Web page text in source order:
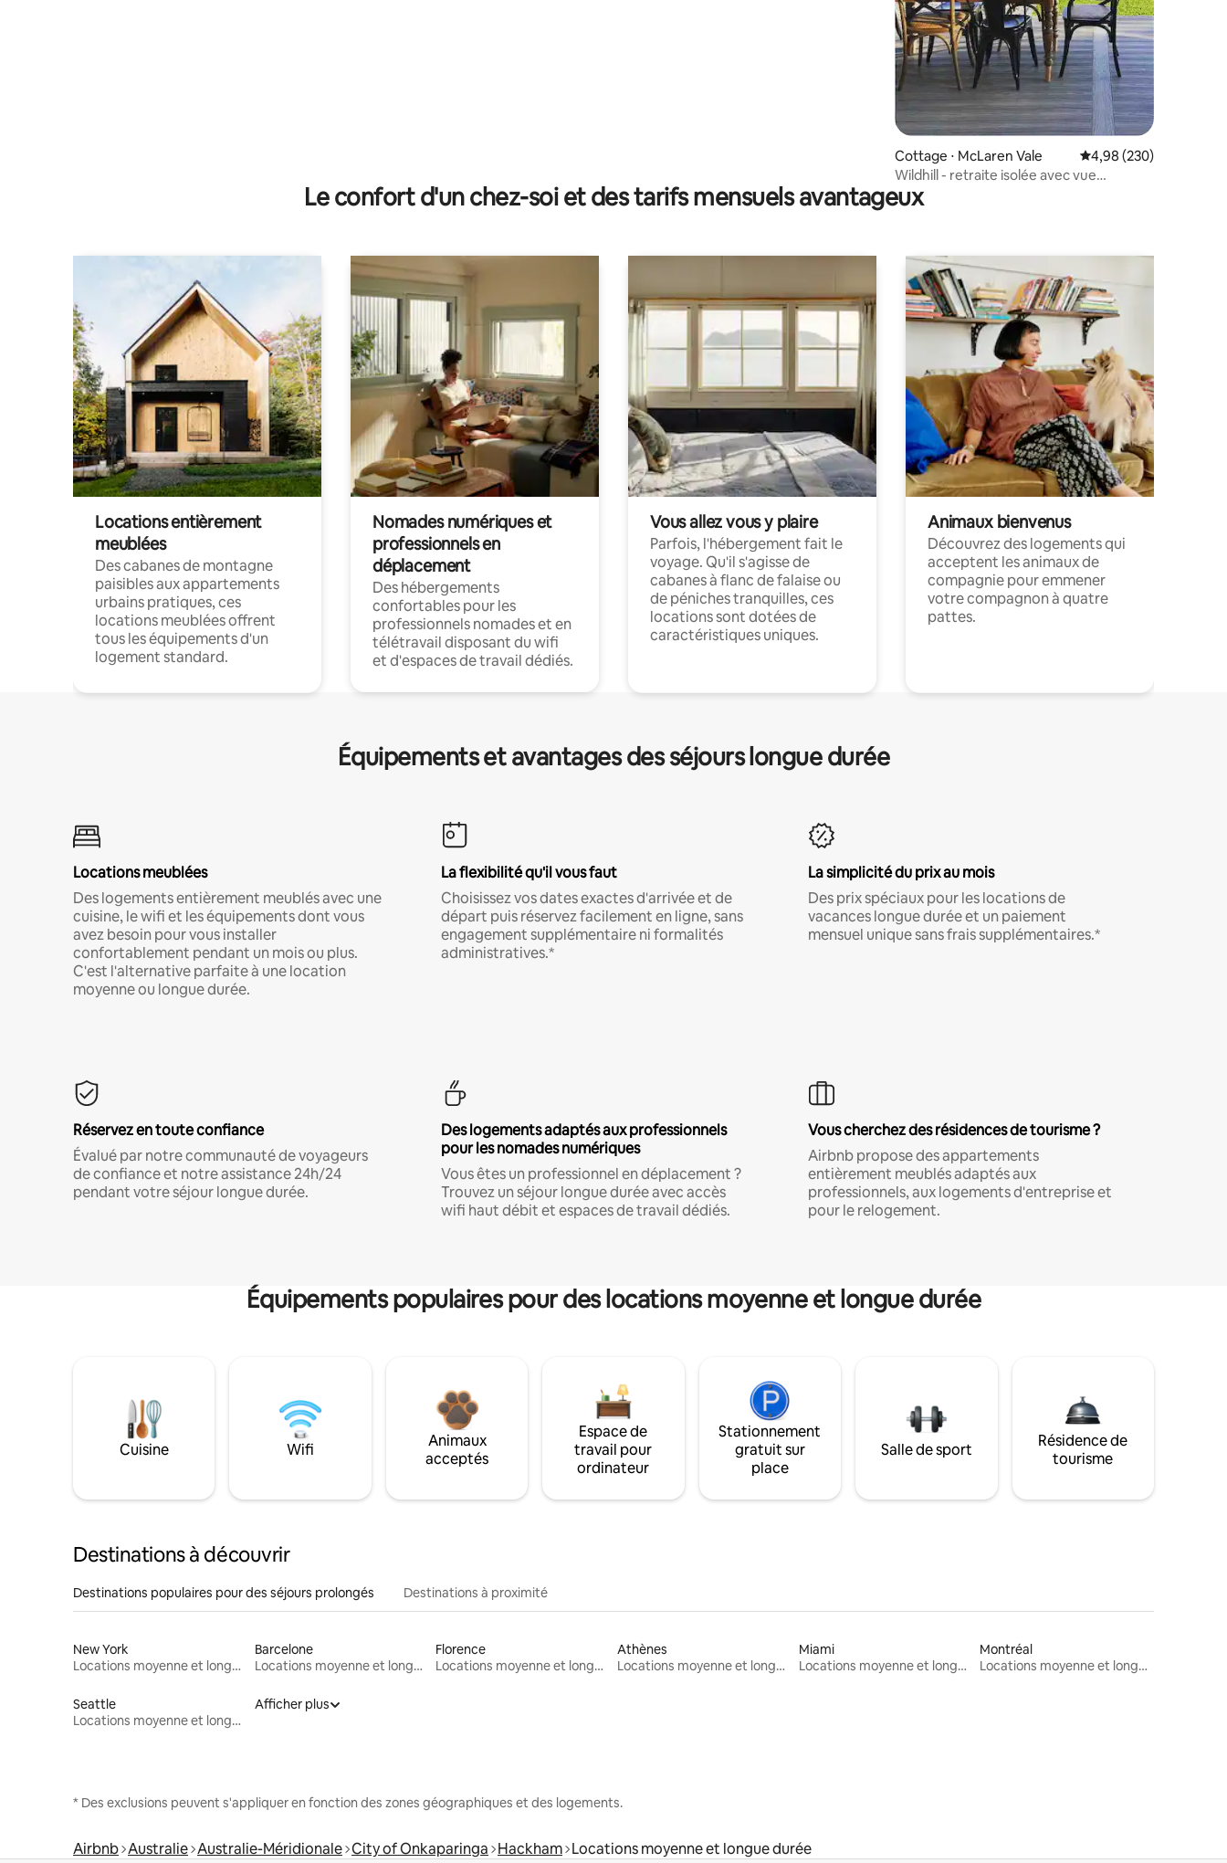
Cottage ⋅ McLaren Vale Évaluation moyenne
4,98 (230)
Wildhill - retraite isolée avec vue
panoramique
Le confort d'un chez-soi et des tarifs mensuels avantageux
Locations entièrement
meublées
Des cabanes de montagne
paisibles aux appartements
urbains pratiques, ces
locations meublées offrent
tous les équipements d'un
logement standard.
Nomades numériques et
professionnels en
déplacement
Des hébergements
confortables pour les
professionnels nomades et en
télétravail disposant du wifi
et d'espaces de travail dédiés.
Vous allez vous y plaire
Parfois, l'hébergement fait le
voyage. Qu'il s'agisse de
cabanes à flanc de falaise ou
de péniches tranquilles, ces
locations sont dotées de
caractéristiques uniques.
Animaux bienvenus
Découvrez des logements qui
acceptent les animaux de
compagnie pour emmener
votre compagnon à quatre
pattes.
Équipements et avantages des séjours longue durée
Locations meublées
Des logements entièrement meublés avec une
cuisine, le wifi et les équipements dont vous
avez besoin pour vous installer
confortablement pendant un mois ou plus.
C'est l'alternative parfaite à une location
moyenne ou longue durée.
La flexibilité qu'il vous faut
Choisissez vos dates exactes d'arrivée et de
départ puis réservez facilement en ligne, sans
engagement supplémentaire ni formalités
administratives.*
La simplicité du prix au mois
Des prix spéciaux pour les locations de
vacances longue durée et un paiement
mensuel unique sans frais supplémentaires.*
Réservez en toute confiance
Évalué par notre communauté de voyageurs
de confiance et notre assistance 24h/24
pendant votre séjour longue durée.
Des logements adaptés aux professionnels
pour les nomades numériques
Vous êtes un professionnel en déplacement ?
Trouvez un séjour longue durée avec accès
wifi haut débit et espaces de travail dédiés.
Vous cherchez des résidences de tourisme ?
Airbnb propose des appartements
entièrement meublés adaptés aux
professionnels, aux logements d'entreprise et
pour le relogement.
Équipements populaires pour des locations moyenne et longue durée
Cuisine Wifi
Animaux
acceptés
Espace de
travail pour
ordinateur
Stationnement
gratuit sur
place
Salle de sport
Résidence de
tourisme
Destinations à découvrir
Destinations populaires pour des séjours prolongés Destinations à proximité
New York
Locations moyenne et longue durée
Barcelone
Locations moyenne et longue durée
Florence
Locations moyenne et longue durée
Athènes
Locations moyenne et longue durée
Miami
Locations moyenne et longue durée
Montréal
Locations moyenne et longue durée
Seattle
Locations moyenne et longue durée
Afficher plus
* Des exclusions peuvent s'appliquer en fonction des zones géographiques et des logements.
Airbnb Australie Australie-Méridionale City of Onkaparinga Hackham Locations moyenne et longue durée